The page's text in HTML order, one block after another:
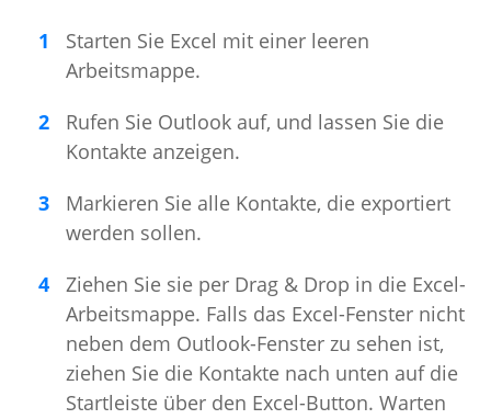
Starten Sie Excel mit einer leeren
Arbeitsmappe.
Rufen Sie Outlook auf, und lassen Sie die
Kontakte anzeigen.
Markieren Sie alle Kontakte, die exportiert
werden sollen.
Ziehen Sie sie per Drag & Drop in die Excel-
Arbeitsmappe. Falls das Excel-Fenster nicht
neben dem Outlook-Fenster zu sehen ist,
ziehen Sie die Kontakte nach unten auf die
Startleiste über den Excel-Button. Warten